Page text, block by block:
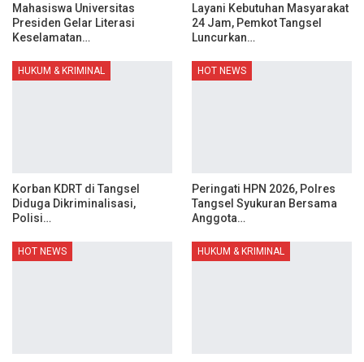
Mahasiswa Universitas
Presiden Gelar Literasi
Keselamatan…
Layani Kebutuhan Masyarakat
24 Jam, Pemkot Tangsel
Luncurkan…
HUKUM & KRIMINAL
Korban KDRT di Tangsel
Diduga Dikriminalisasi,
Polisi…
HOT NEWS
Peringati HPN 2026, Polres
Tangsel Syukuran Bersama
Anggota…
HOT NEWS HUKUM & KRIMINAL